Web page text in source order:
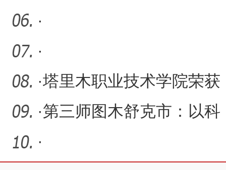
·
·
·塔里木职业技术学院荣获
2024年世界职业院校技能
大
·第三师图木舒克市：以科
技创新赋能产业发展
·